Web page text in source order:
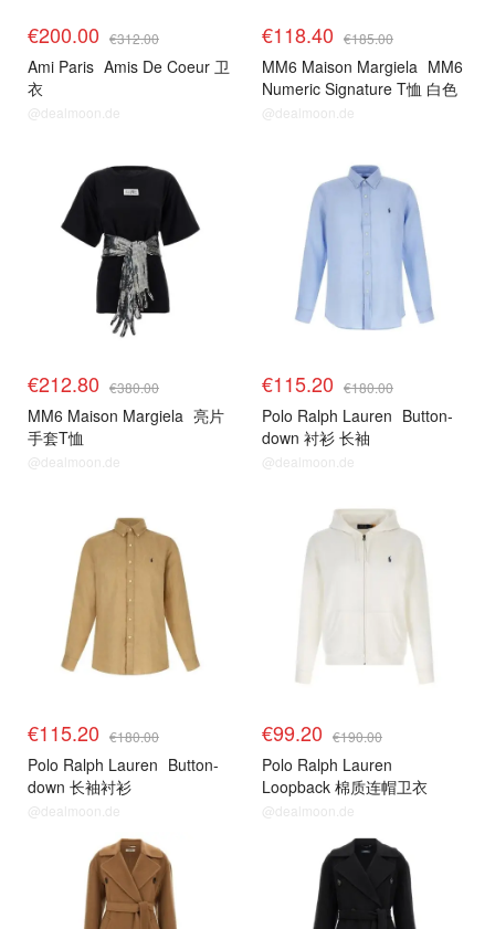
€200.00 €312.00
Ami Paris Amis De Coeur 卫
衣
@dealmoon.de
€118.40 €185.00
MM6 Maison Margiela MM6
Numeric Signature T恤 白色
@dealmoon.de
€212.80 €380.00
MM6 Maison Margiela 亮片
手套T恤
@dealmoon.de
€115.20 €180.00
Polo Ralph Lauren Button-
down 衬衫 长袖
@dealmoon.de
€115.20 €180.00
Polo Ralph Lauren Button-
down 长袖衬衫
@dealmoon.de
€99.20 €190.00
Polo Ralph Lauren
Loopback 棉质连帽卫衣
@dealmoon.de